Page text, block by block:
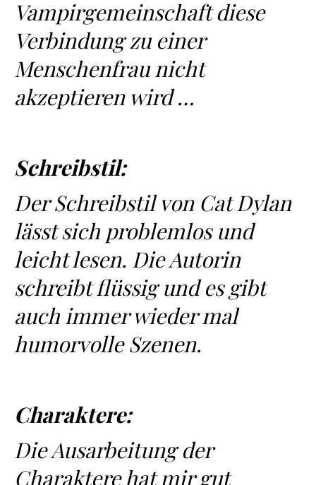
Vampirgemeinschaft diese
Verbindung zu einer
Menschenfrau nicht
akzeptieren wird …
Schreibstil:
Der Schreibstil von Cat Dylan
lässt sich problemlos und
leicht lesen. Die Autorin
schreibt flüssig und es gibt
auch immer wieder mal
humorvolle Szenen.
Charaktere:
Die Ausarbeitung der
Charaktere hat mir gut